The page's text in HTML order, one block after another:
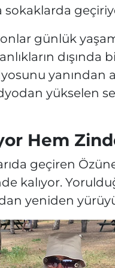
günlük
dışında
yanından
yükselen
Hem
geçiren
kalıyor.
yeniden